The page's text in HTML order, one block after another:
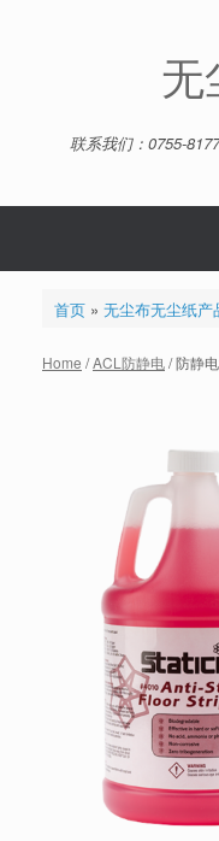
无
联系我们：0755-
首页» 无尘布无尘纸产
Home /ACL防静电/ 防静